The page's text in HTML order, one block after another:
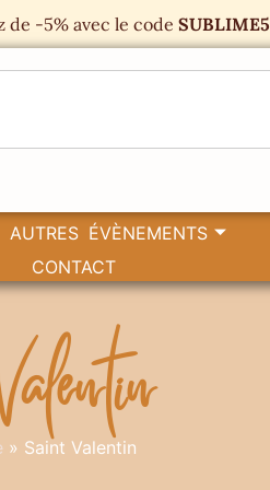
de -5% avec le code SUBLIME5
AUTRES ÉVÈNEMENTS
CONTACT
» Saint Valentin